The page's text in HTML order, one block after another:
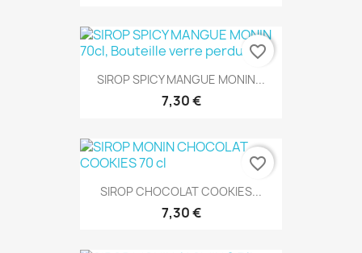
SIROP SPICY MANGUE MONIN...
7,30 €
favorite_border
SIROP CHOCOLAT COOKIES...
7,30 €
favorite_border